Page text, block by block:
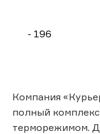
- 196
Компания
полный комплекс
терморежимом.